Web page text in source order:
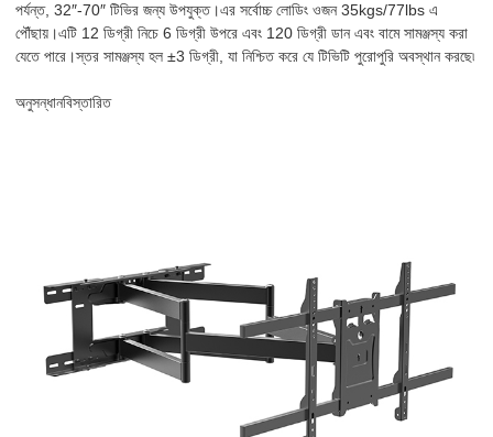
পর্যন্ত, 32″-70″ টিভির জন্য উপযুক্ত।এর সর্বোচ্চ লোডিং ওজন 35kgs/77lbs এ
পৌঁছায়।এটি 12 ডিগ্রী নিচে 6 ডিগ্রী উপরে এবং 120 ডিগ্রী ডান এবং বামে সামঞ্জস্য করা
যেতে পারে।স্তর সামঞ্জস্য হল ±3 ডিগ্রী, যা নিশ্চিত করে যে টিভিটি পুরোপুরি অবস্থান করছে৷
অনুসন্ধানবিস্তারিত